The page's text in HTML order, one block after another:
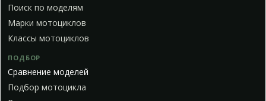
Поиск по моделям
Марки мотоциклов
Классы мотоциклов
ПОДБОР
Сравнение моделей
Подбор мотоцикла